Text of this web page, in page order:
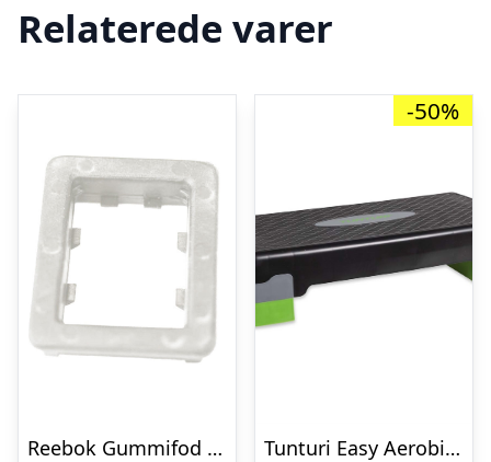
Relaterede varer
Reebok Gummifod Til Stepbænk
-50%
Tunturi Easy Aerobic Stepbænk